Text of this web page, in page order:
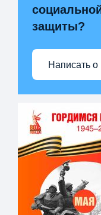
защиты?
Написать